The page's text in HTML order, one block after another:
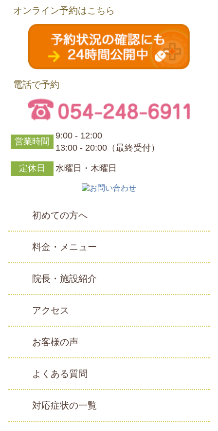
オンライン予約はこちら
電話で予約
営業時間
9:00 - 12:00
13:00 - 20:00（最終受付）
定休日 水曜日・木曜日
初めての方へ
料金・メニュー
院長・施設紹介
アクセス
お客様の声
よくある質問
対応症状の一覧